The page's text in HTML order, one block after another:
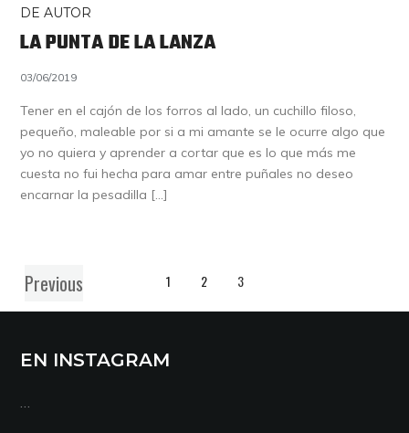
DE AUTOR
LA PUNTA DE LA LANZA
03/06/2019
Tener en el cajón de los forros al lado, un cuchillo filoso,
pequeño, maleable por si a mi amante se le ocurre algo que
yo no quiera y aprender a cortar que es lo que más me
cuesta no fui hecha para amar entre puñales no deseo
encarnar la pesadilla […]
Previous 1 2 3
EN INSTAGRAM